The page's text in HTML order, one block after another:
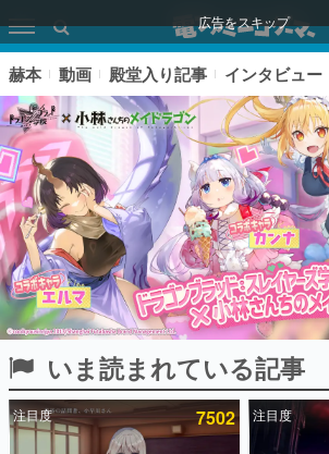
広告をスキップ
ピックアップ
電ファミのいま読まれている記事ランキング
赫本 動画 殿堂入り記事 インタビュー
いま読まれている記事
注目度 7502 注目度